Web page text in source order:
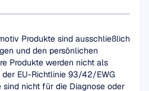
Produkte sind ausschließlich
und den persönlichen
Produkte werden nicht als
EU-Richtlinie 93/42/EWG
nicht für die Diagnose oder